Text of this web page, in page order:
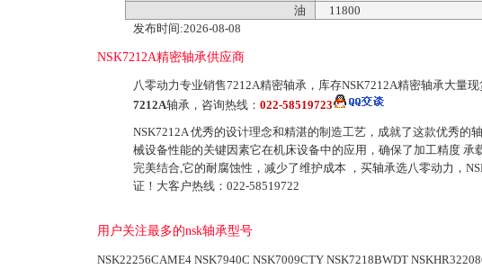
油
11800
发布时间:2026-08-08
NSK7212A精密轴承供应商
八零动力专业销售7212A精密轴承，库存NSK7212A精密轴承大量
7212A轴承，咨询热线： 022-58519723
NSK7212A 优秀的设计理念和精湛的制造工艺，成就了这款优秀的
械设备性能的关键因素它在机床设备中的应用，确保了加工精度 承
完美结合,它的耐腐蚀性，减少了维护成本 ，买轴承选八零动力，
证！大客户热线：022-58519722
用户关注最多的nsk轴承型号
NSK22256CAME4 NSK7940C NSK7009CTY NSK7218BWDT